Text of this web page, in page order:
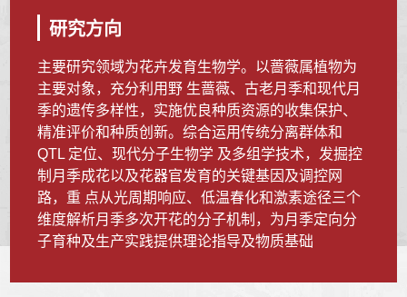
研究方向
主要研究领域为花卉发育生物学。以蔷薇属植物为
主要对象，充分利用野 生蔷薇、古老月季和现代月
季的遗传多样性，实施优良种质资源的收集保护、
精准评价和种质创新。综合运用传统分离群体和
QTL 定位、现代分子生物学 及多组学技术，发掘控
制月季成花以及花器官发育的关键基因及调控网
路，重 点从光周期响应、低温春化和激素途径三个
维度解析月季多次开花的分子机制，为月季定向分
子育种及生产实践提供理论指导及物质基础